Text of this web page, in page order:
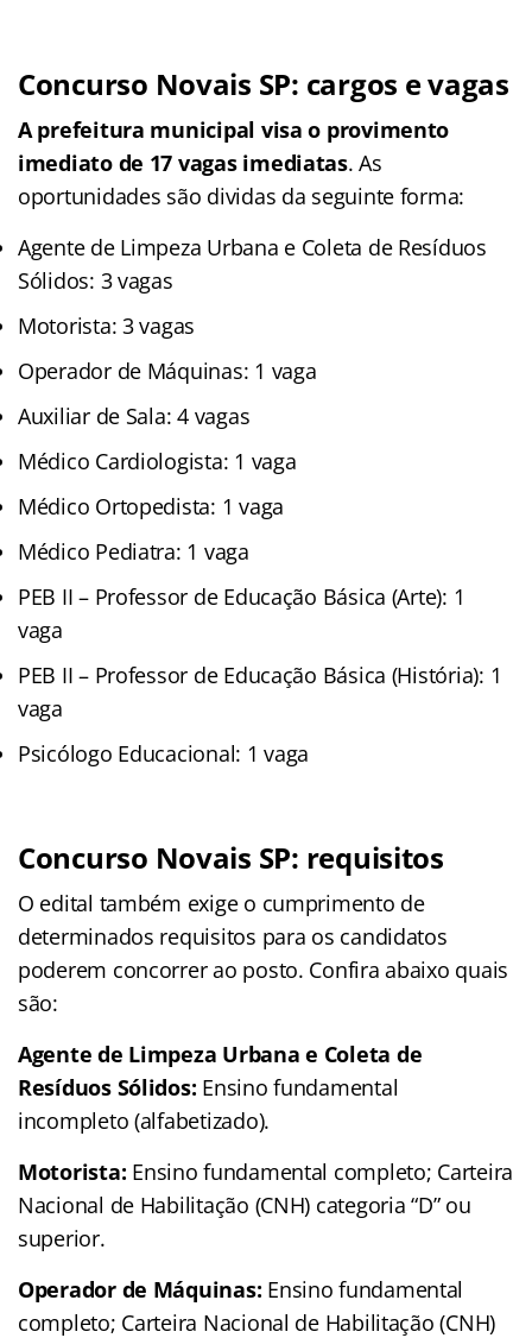
Concurso Novais SP: cargos e vagas
A prefeitura municipal visa o provimento
imediato de 17 vagas imediatas. As
oportunidades são dividas da seguinte forma:
Agente de Limpeza Urbana e Coleta de Resíduos
Sólidos: 3 vagas
Motorista: 3 vagas
Operador de Máquinas: 1 vaga
Auxiliar de Sala: 4 vagas
Médico Cardiologista: 1 vaga
Médico Ortopedista: 1 vaga
Médico Pediatra: 1 vaga
PEB II – Professor de Educação Básica (Arte): 1
vaga
PEB II – Professor de Educação Básica (História): 1
vaga
Psicólogo Educacional: 1 vaga
Concurso Novais SP: requisitos
O edital também exige o cumprimento de
determinados requisitos para os candidatos
poderem concorrer ao posto. Confira abaixo quais
são:
Agente de Limpeza Urbana e Coleta de
Resíduos Sólidos: Ensino fundamental
incompleto (alfabetizado).
Motorista: Ensino fundamental completo; Carteira
Nacional de Habilitação (CNH) categoria “D” ou
superior.
Operador de Máquinas: Ensino fundamental
completo; Carteira Nacional de Habilitação (CNH)